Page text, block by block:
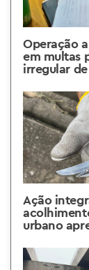
Operação
em multas
irregular
Ação
urbano